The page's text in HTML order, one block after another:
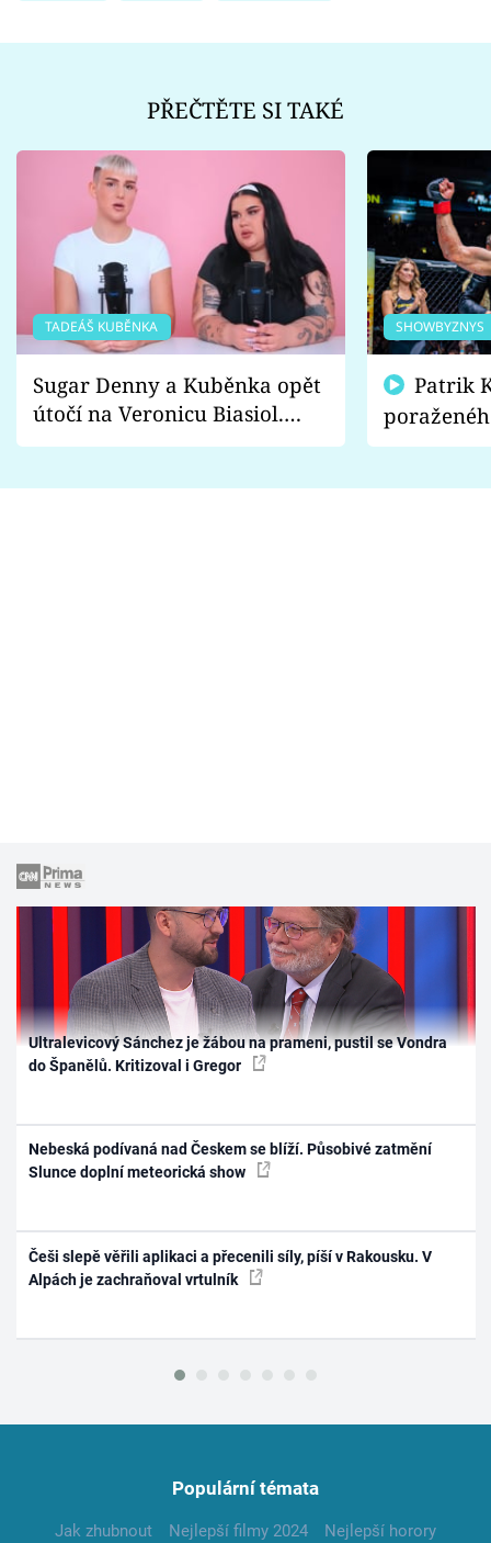
PŘEČTĚTE SI TAKÉ
TADEÁŠ KUBĚNKA
Sugar Denny a Kuběnka opět
útočí na Veronicu Biasiol.
Proč je podle nich falešná a
SHOWBYZNYS
fanoušci
Ultralevicový Sánchez je žábou na prameni, pustil se Vondra
do Španělů. Kritizoval i Gregor
Nebeská podívaná nad Českem se blíží. Působivé zatmění
Slunce doplní meteorická show
Češi slepě věřili aplikaci a přecenili síly, píší v Rakousku. V
Alpách je zachraňoval vrtulník
Populární témata
Jak zhubnout Nejlepší filmy 2024
Nejlepší horory